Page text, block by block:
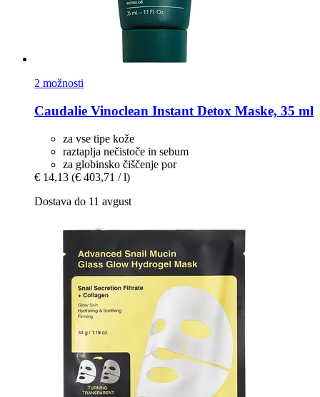
2 možnosti
Caudalie Vinoclean Instant Detox Maske, 35 ml
za vse tipe kože
raztaplja nečistoče in sebum
za globinsko čiščenje por
€ 14,13 (€ 403,71 / l)
Dostava do 11 avgust